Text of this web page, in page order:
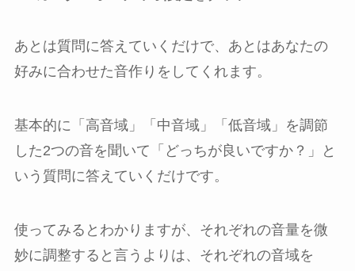
あとは質問に答えていくだけで、あとはあなたの
好みに合わせた音作りをしてくれます。
基本的に「高音域」「中音域」「低音域」を調節
した2つの音を聞いて「どっちが良いですか？」と
いう質問に答えていくだけです。
使ってみるとわかりますが、それぞれの音量を微
妙に調整すると言うよりは、それぞれの音域を